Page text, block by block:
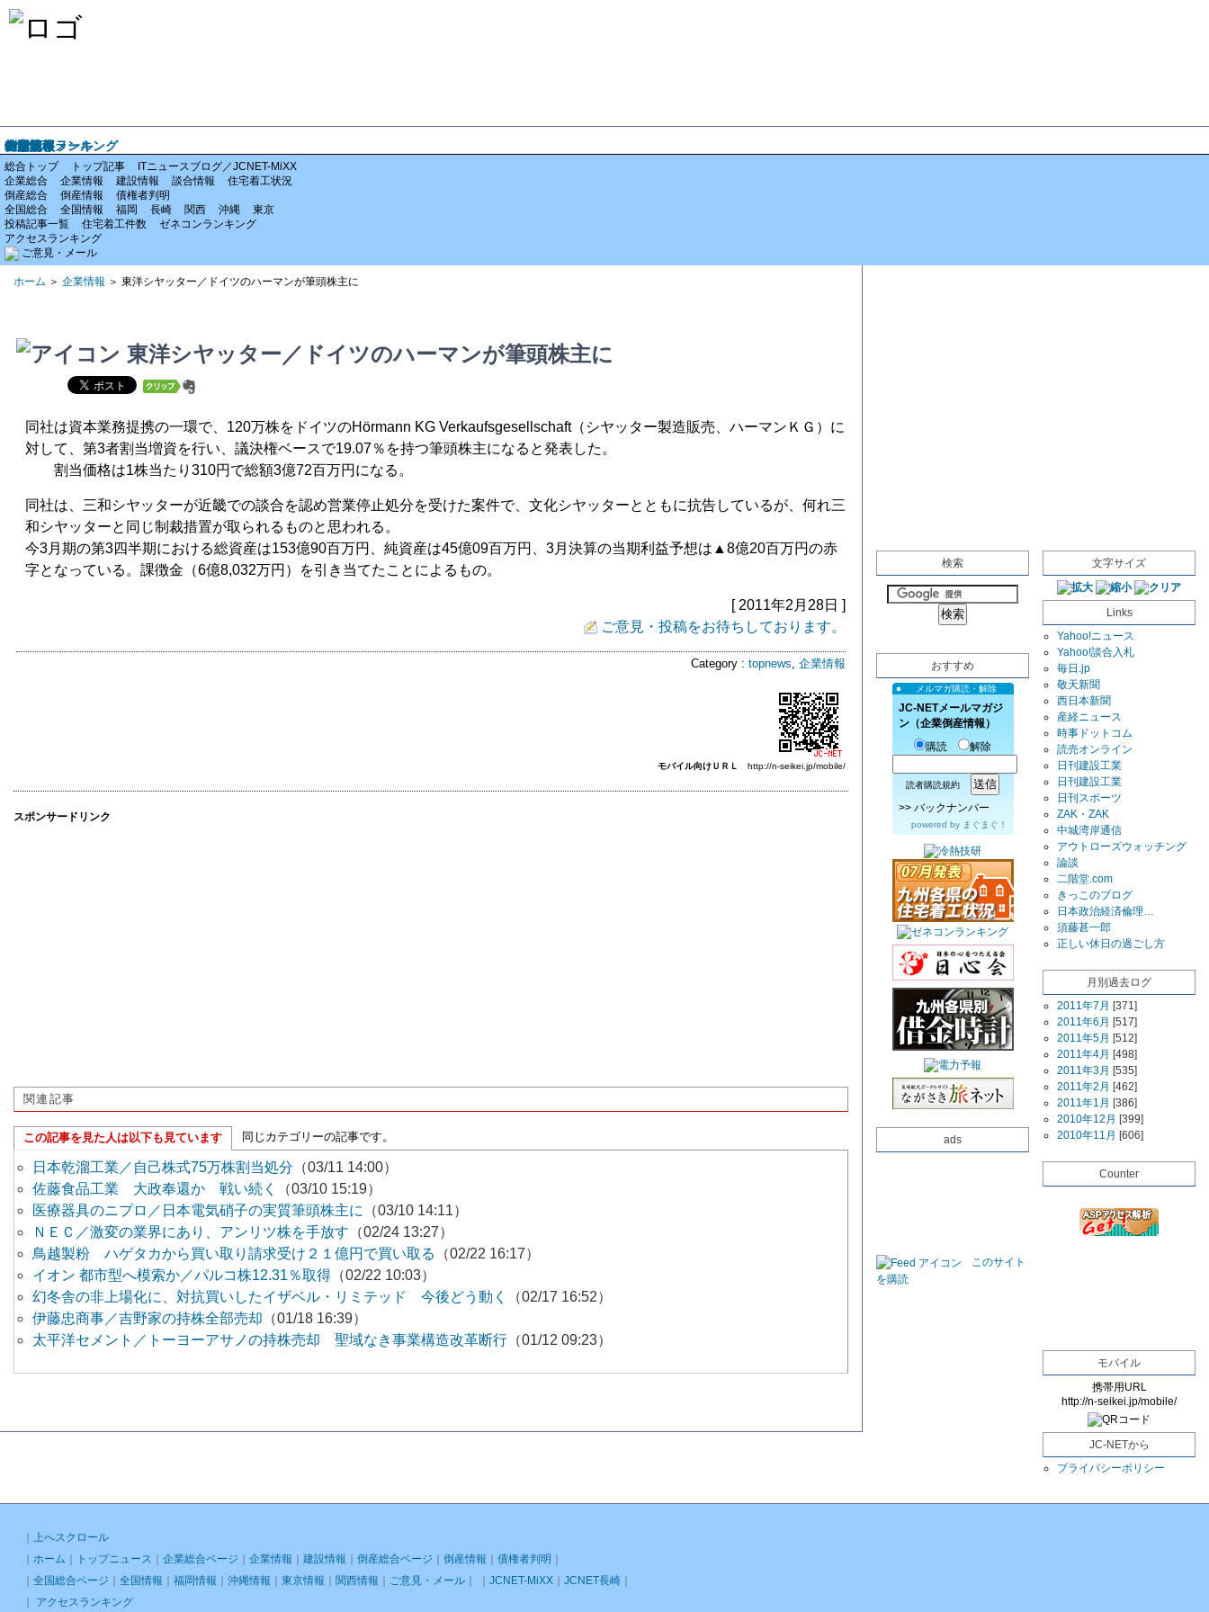
ホーム
企業情報
倒産情報
全国情報
特集記事
アクセスランキング
ご意見・メール
総合トップ トップ記事
ITニュースブログ／JCNET-MiXX
企業総合
企業情報 建設情報 談合情報
住宅着工状況
倒産総合
倒産情報
債権者判明
全国総合
全国情報 福岡 長崎 関西 沖縄
東京
投稿記事一覧
住宅着工件数
ゼネコンランキング
アクセスランキング
ご意見・メール
ホーム ＞ 企業情報 ＞ 東洋シヤッター／ドイツのハーマンが筆頭株主に
東洋シヤッター／ドイツのハーマンが筆頭株主に
同社は資本業務提携の一環で、120万株をドイツのHörmann KG Verkaufsgesellschaft（シヤッター製造販売、ハーマンＫＧ）に
対して、第3者割当増資を行い、議決権ベースで19.07％を持つ筆頭株主になると発表した。
割当価格は1株当たり310円で総額3億72百万円になる。
同社は、三和シヤッターが近畿での談合を認め営業停止処分を受けた案件で、文化シヤッターとともに抗告しているが、何れ三
和シヤッターと同じ制裁措置が取られるものと思われる。
今3月期の第3四半期における総資産は153億90百万円、純資産は45億09百万円、3月決算の当期利益予想は▲8億20百万円の赤
字となっている。課徴金（6億8,032万円）を引き当てたことによるもの。
[ 2011年2月28日 ]
ご意見・投稿をお待ちしております。
Category : topnews 企業情報
モバイル向けＵＲＬ http://n-seikei.jp/mobile/
スポンサードリンク
関連記事
この記事を見た人は以下も見ています 同じカテゴリーの記事です。
日本乾溜工業／自己株式75万株割当処分 （03/11 14:00）
佐藤食品工業 大政奉還か 戦い続く
（03/10 15:19）
医療器具のニプロ／日本電気硝子の実質筆頭株主に
（03/10 14:11）
ＮＥＣ／激変の業界にあり、アンリツ株を手放す （02/24 13:27）
鳥越製粉 ハゲタカから買い取り請求受け２１億円で買い取る
（02/22 16:17）
イオン 都市型へ模索か／パルコ株12.31％取得 （02/22 10:03）
幻冬舎の非上場化に、対抗買いしたイザベル・リミテッド 今後どう動く
（02/17 16:52）
伊藤忠商事／吉野家の持株全部売却 （01/18 16:39）
太平洋セメント／トーヨーアサノの持株売却 聖域なき事業構造改革断行 （01/12 09:23）
検索
おすすめ
メルマガ購読・解除
JC-NETメールマガジ
ン（企業倒産情報）
購読
解除
読者購読規約
>> バックナンバー
powered by まぐまぐ！
ads
このサイト
を購読
文字サイズ
Links
Yahoo!ニュース
Yahoo!談合入札
毎日.jp
敬天新聞
西日本新聞
産経ニュース
時事ドットコム
読売オンライン
日刊建設工業
日刊建設工業
日刊スポーツ
ZAK・ZAK
中城湾岸通信
アウトローズウォッチング
論談
二階堂.com
きっこのブログ
日本政治経済倫理…
須藤甚一郎
正しい休日の過ごし方
月別過去ログ
2011年7月 [371]
2011年6月 [517]
2011年5月 [512]
2011年4月 [498]
2011年3月 [535]
2011年2月 [462]
2011年1月 [386]
2010年12月 [399]
2010年11月 [606]
Counter
モバイル
携帯用URL
http://n-seikei.jp/mobile/
JC-NETから
プライバシーポリシー
上へスクロール
ホーム トップニュース 企業総合ページ 企業情報 建設情報 倒産総合ページ 倒産情報 債権者判明
全国総合ページ 全国情報 福岡情報 沖縄情報 東京情報 関西情報 ご意見・メール JCNET-MiXX JCNET長崎
アクセスランキング